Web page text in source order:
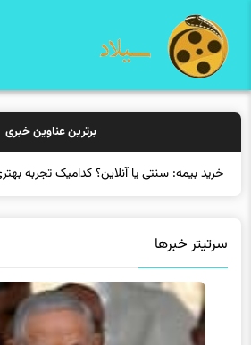
برترین عناوین خبری
خرید بیمه: سنتی یا آنلاین؟ کدامیک تجربه
سرتیتر خبرها